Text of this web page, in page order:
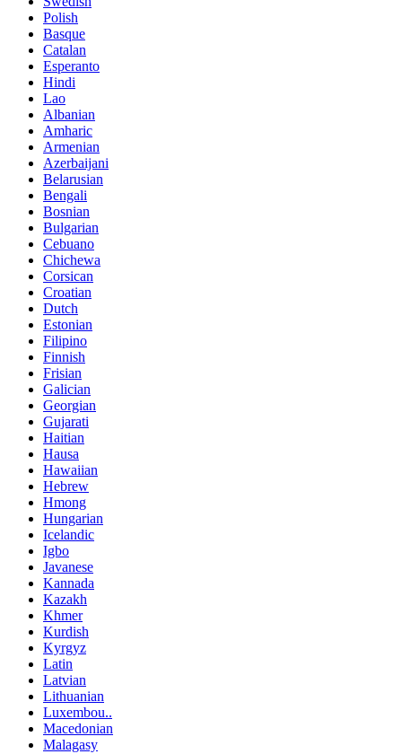
Polish
Basque
Catalan
Esperanto
Hindi
Lao
Albanian
Amharic
Armenian
Azerbaijani
Belarusian
Bengali
Bosnian
Bulgarian
Cebuano
Chichewa
Corsican
Croatian
Dutch
Estonian
Filipino
Finnish
Frisian
Galician
Georgian
Gujarati
Haitian
Hausa
Hawaiian
Hebrew
Hmong
Hungarian
Icelandic
Igbo
Javanese
Kannada
Kazakh
Khmer
Kurdish
Kyrgyz
Latin
Latvian
Lithuanian
Luxembou..
Macedonian
Malagasy